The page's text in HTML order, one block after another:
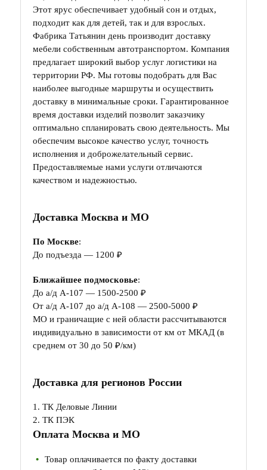
Этот ярус обеспечивает удобный сон и отдых,
подходит как для детей, так и для взрослых.
Фабрика Татьянин день производит доставку
мебели собственным автотранспортом. Компания
предлагает широкий выбор услуг логистики на
территории РФ. Мы готовы подобрать для Вас
наиболее выгодные маршруты и осуществить
доставку в минимальные сроки. Гарантированное
время доставки изделий позволит заказчику
оптимально спланировать свою деятельность. Мы
обеспечим высокое качество услуг, точность
исполнения и доброжелательный сервис.
Предоставляемые нами услуги отличаются
качеством и надежностью.
Доставка Москва и МО
По Москве:
До подъезда — 1200 ₽
Ближайшее подмосковье:
До а/д А-107 — 1500-2500 ₽
От а/д А-107 до а/д А-108 — 2500-5000 ₽
МО и граничащие с ней области рассчитываются
индивидуально в зависимости от км от МКАД (в
среднем от 30 до 50 ₽/км)
Доставка для регионов России
1. ТК Деловые Линии
2. ТК ПЭК
Оплата Москва и МО
Товар оплачивается по факту доставки